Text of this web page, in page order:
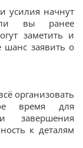
усилия начнут
вы ранее
заметить и
шанс заявить о
организовать
время для
завершения
к деталям